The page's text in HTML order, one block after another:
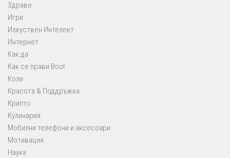
Здраве
Игри
Изкуствен Интелект
Интернет
Как да
Как се прави Boot
Коли
Красота & Поддръжка
Крипто
Кулинария
Мобилни телефони и аксесоари
Мотивация
Наука